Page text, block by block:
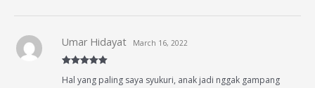
of 5
Umar Hidayat March 16, 2022
Hal yang paling saya syukuri, anak jadi nggak gampang